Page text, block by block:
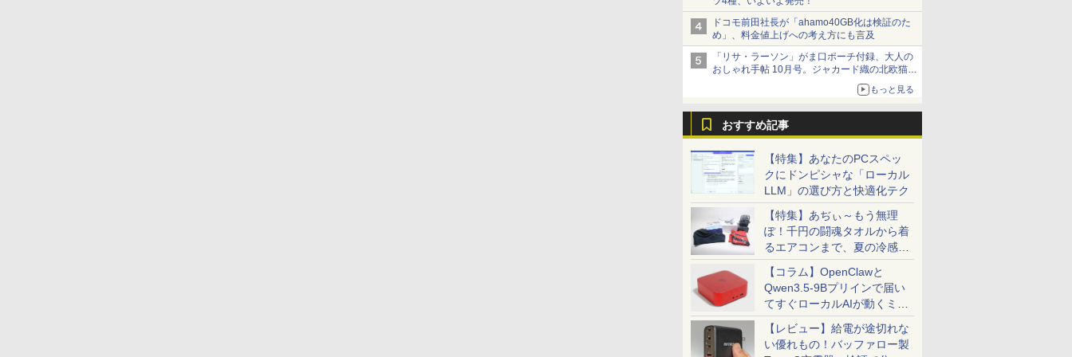
ドコモ前田社長が「ahamo40GB化は検証のた
め」、料金値上げへの考え方にも言及
「リサ・ラーソン」がま口ポーチ付録、大人の
おしゃれ手帖 10月号。ジャカード織の北欧猫デ
もっと見る
おすすめ記事
【特集】あなたのPCスペッ
クにドンピシャな「ローカル
LLM」の選び方と快適化テク
【特集】あぢぃ～もう無理
ぽ！千円の闘魂タオルから着
るエアコンまで、夏の冷感グ
ッズ一挙紹介
【コラム】OpenClawと
Qwen3.5-9Bプリインで届い
てすぐローカルAIが動くミニ
PC「SER9 Pro」
【レビュー】給電が途切れな
い優れもの！バッファロー製